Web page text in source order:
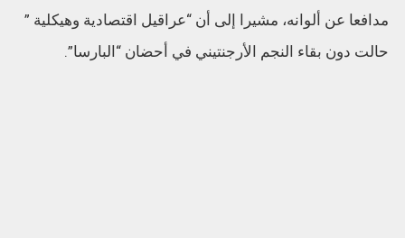
مدافعا عن ألوانه، مشيرا إلى أن “عراقيل اقتصادية وهيكلية ”
حالت دون بقاء النجم الأرجنتيني في أحضان “البارسا”.